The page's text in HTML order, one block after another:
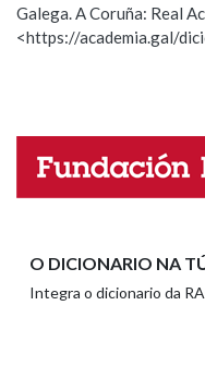
Marcas gramaticais
Observación
Propoño mellorar
Nome
Galega. A Coruña: Real
<https://academia.gal/
O DICIONARIO NA
Integra o dicionario da